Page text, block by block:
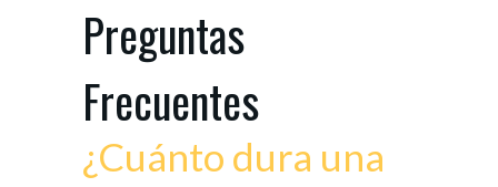
Preguntas
Frecuentes
¿Cuánto dura una